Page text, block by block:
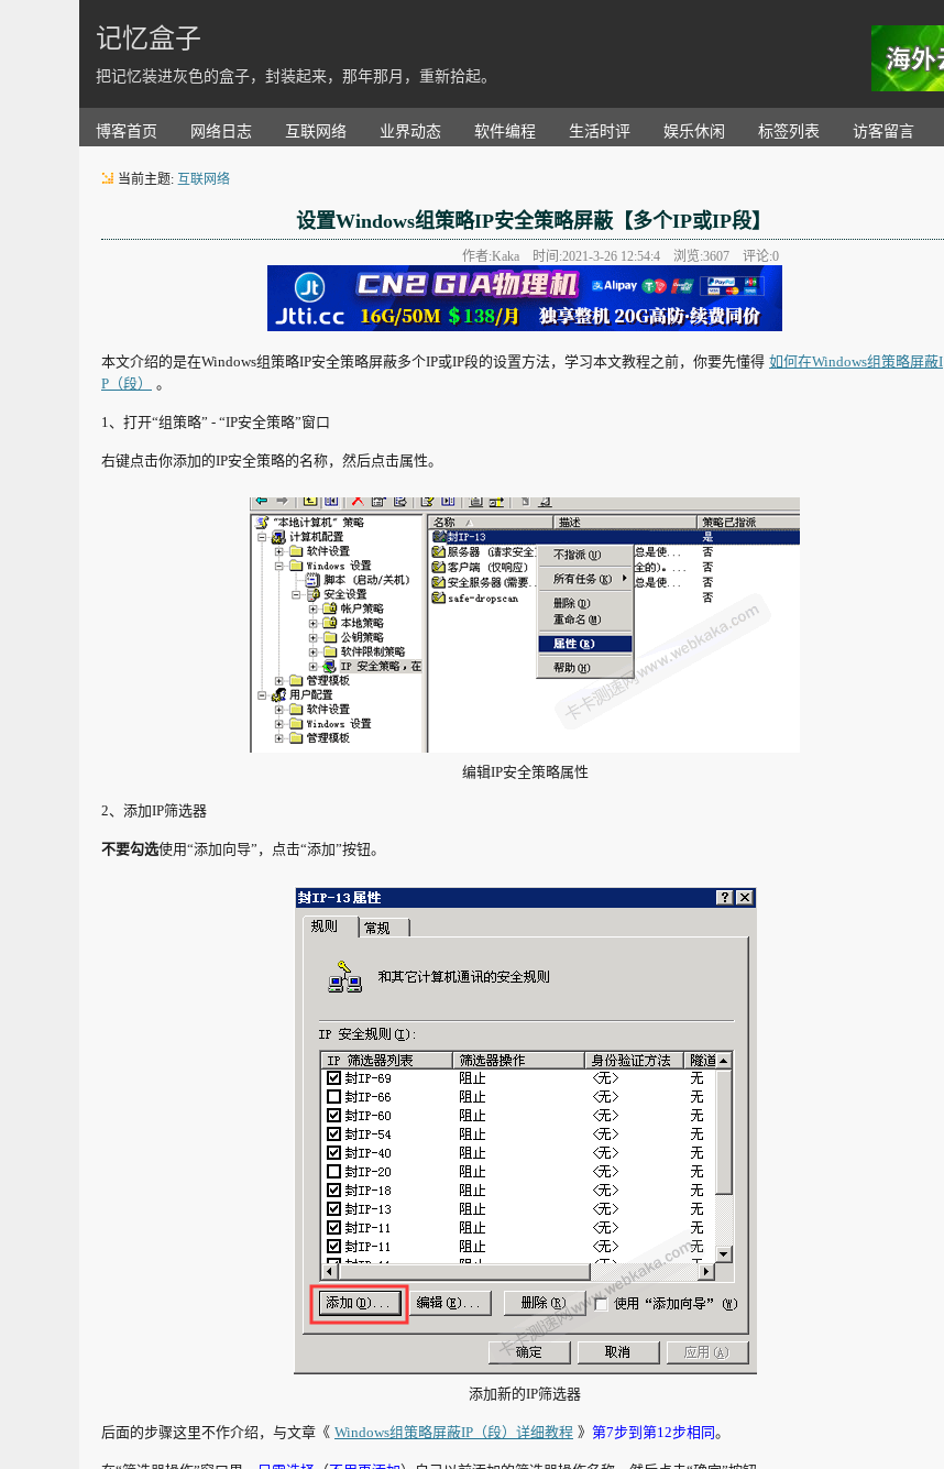
记忆盒子
把记忆装进灰色的盒子，封装起来，那年那月，重新拾起。
博客首页 网络日志 互联网络 业界动态 软件编程 生活时评 娱乐休闲 标签列表 访客留言
当前主题: 互联网络
设置Windows组策略IP安全策略屏蔽【多个IP或IP段】
作者:Kaka 时间:2021-3-26 12:54:4 浏览:3607 评论:0
本文介绍的是在Windows组策略IP安全策略屏蔽多个IP或IP段的设置方法，学习本文教程之前，你要先懂得 如何在Windows组策略屏蔽I
P（段）
。
1、打开“组策略” - “IP安全策略”窗口
右键点击你添加的IP安全策略的名称，然后点击属性。
编辑IP安全策略属性
2、添加IP筛选器
不要勾选使用“添加向导”，点击“添加”按钮。
添加新的IP筛选器
后面的步骤这里不作介绍，与文章《 Windows组策略屏蔽IP（段）详细教程 》 第7步到第12步相同。